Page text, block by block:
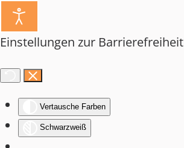
Einstellungen zur Barrierefreiheit
Vertausche Farben
Schwarzweiß